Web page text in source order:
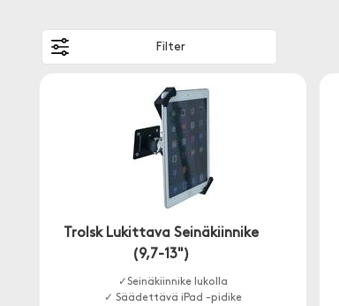
Filter
Trolsk Lukittava Seinäkiinnike
(9,7-13")
✓Seinäkiinnike lukolla
✓ Säädettävä iPad -pidike